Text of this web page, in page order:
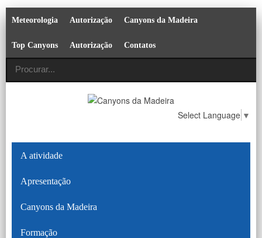
Meteorologia Autorização Canyons da Madeira
Top Canyons Autorização Contatos
Select Language ▼
A atividade
Apresentação
Canyons da Madeira
Formação